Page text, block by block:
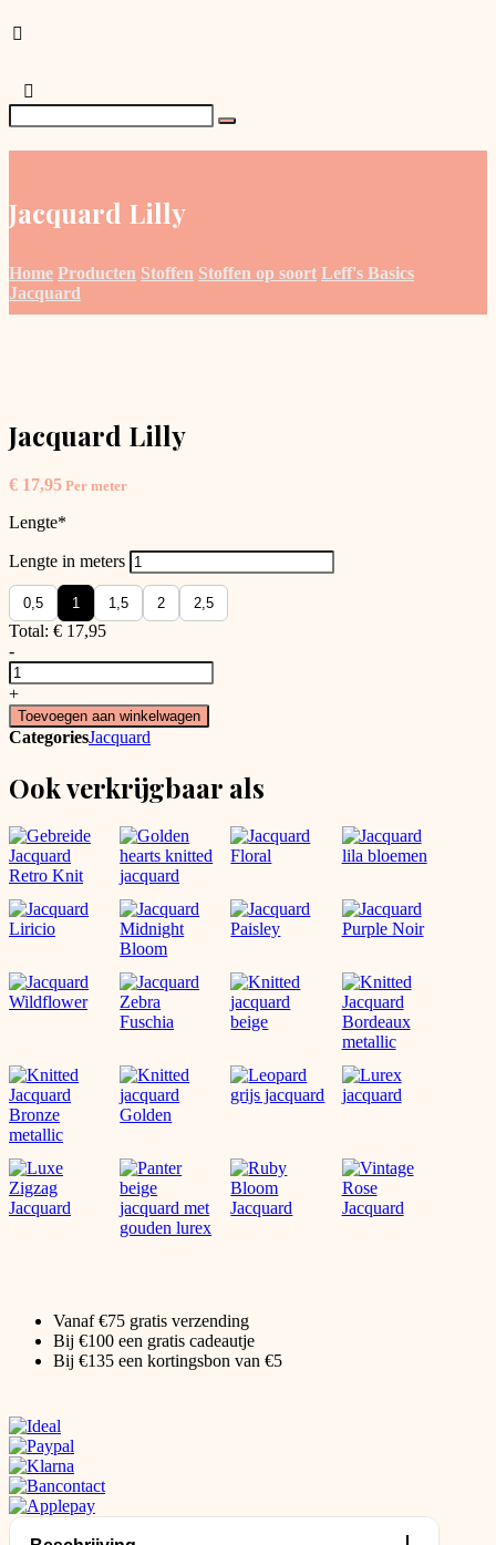
Jacquard Lilly
Home Producten Stoffen Stoffen op soort Leff's Basics
Jacquard
Jacquard Lilly
€ 17,95 Per meter
Lengte*
Lengte in meters
0,5 1 1,5 2 2,5
Total: € 17,95
-
Jacquard
Lilly
aantal
+
Toevoegen aan winkelwagen
CategoriesJacquard
Ook verkrijgbaar als
Vanaf €75 gratis verzending
Bij €100 een gratis cadeautje
Bij €135 een kortingsbon van €5